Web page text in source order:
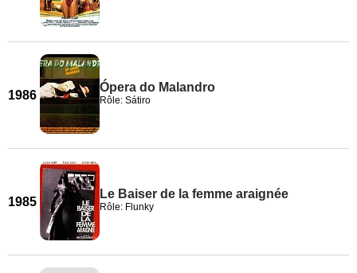
1986
Ópera do Malandro
Rôle: Sátiro
1985
Le Baiser de la femme araignée
Rôle: Flunky